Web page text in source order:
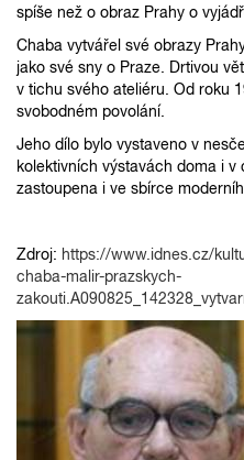
spíše než o obraz Prahy o
Chaba vytvářel své obrazy
jako své sny o Praze. Drtivou
v tichu svého ateliéru. Od roku
svobodném povolání.
Jeho dílo bylo vystaveno v
kolektivních výstavách doma i
zastoupena i ve sbírce
Zdroj: https://www.idnes.cz/
chaba-malir-prazskych-